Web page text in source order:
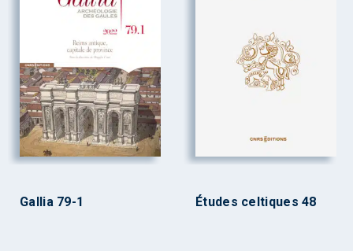
Gallia 79-1 Études celtiques 48